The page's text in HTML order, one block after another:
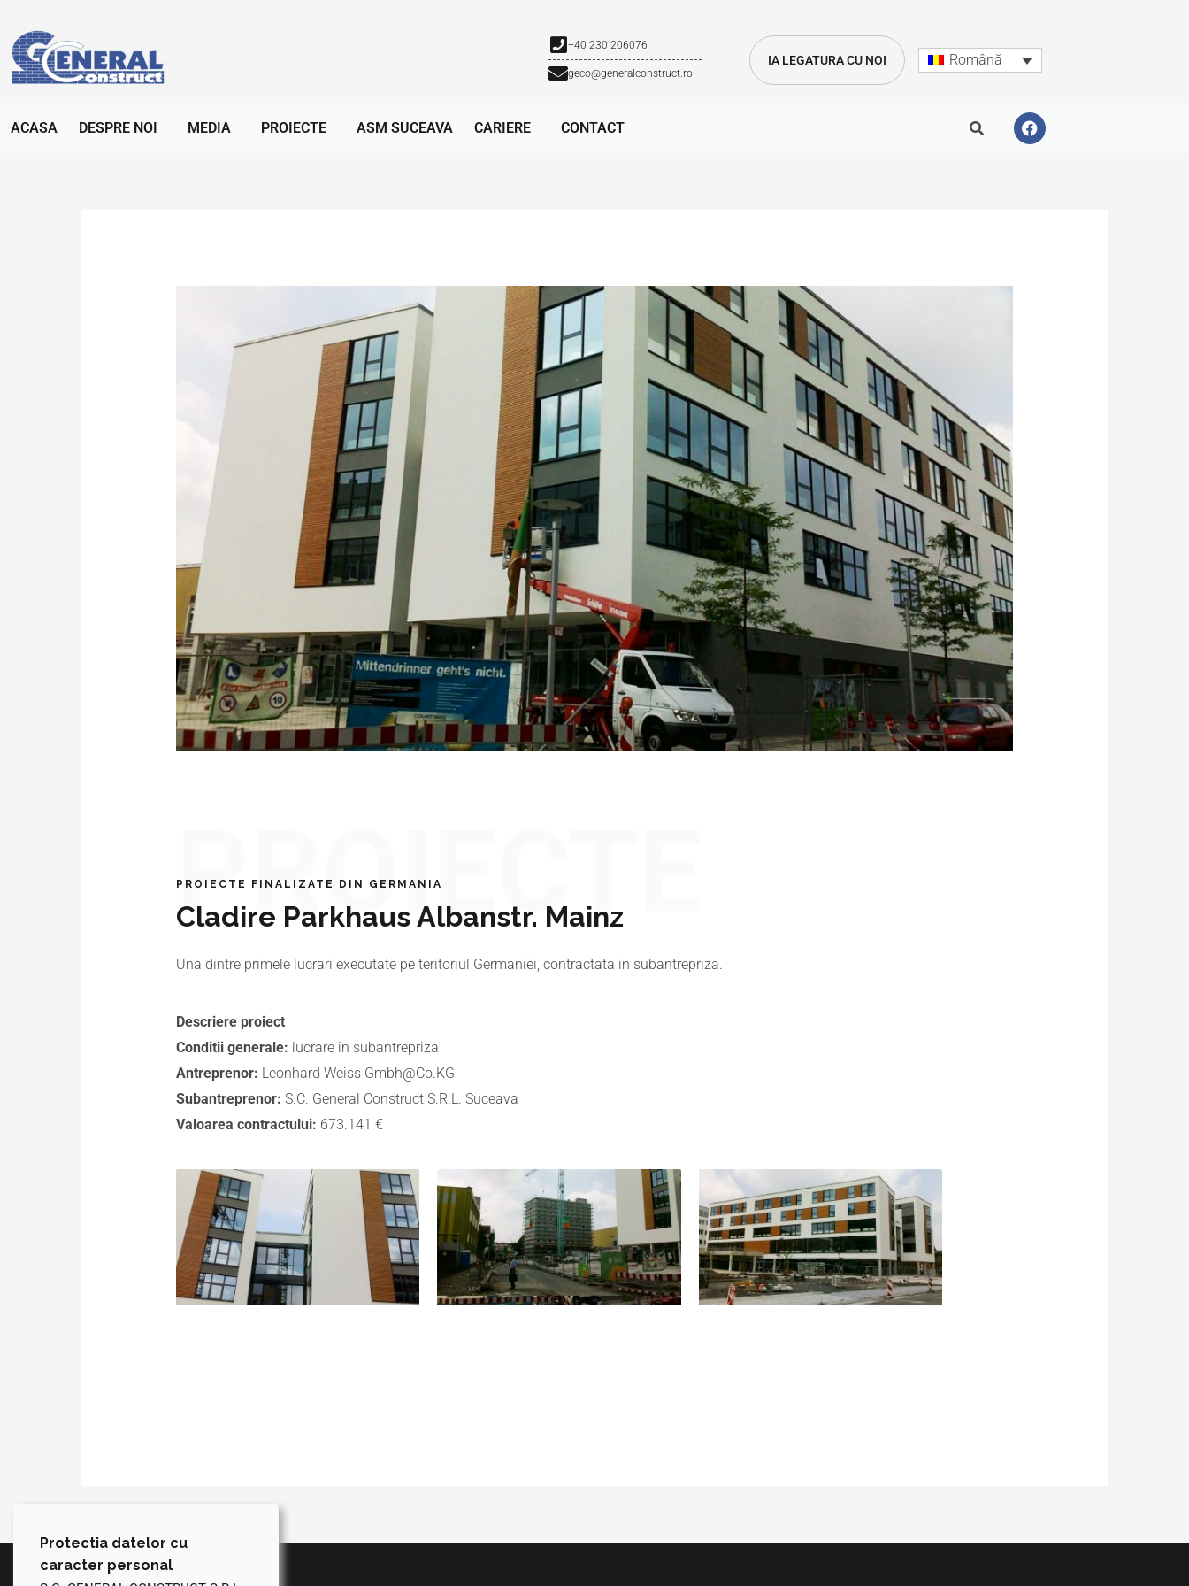
+40 230 206076
geco@generalconstruct.ro
IA LEGATURA CU NOI Română
ACASA DESPRE NOI MEDIA PROIECTE ASM SUCEAVA CARIERE CONTACT
PROIECTE
PROIECTE FINALIZATE DIN GERMANIA
Cladire Parkhaus Albanstr. Mainz
Una dintre primele lucrari executate pe teritoriul Germaniei, contractata in subantrepriza.
Descriere proiect
Conditii generale: lucrare in subantrepriza
Antreprenor: Leonhard Weiss Gmbh@Co.KG
Subantreprenor: S.C. General Construct S.R.L. Suceava
Valoarea contractului: 673.141 €
Protectia datelor cu
caracter personal